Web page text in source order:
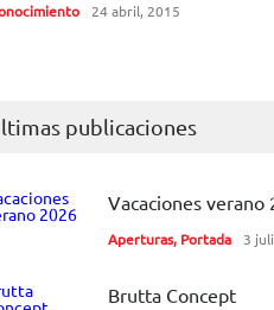
24 abril, 2015
publicaciones
Vacaciones verano
Aperturas, Portada 3
Brutta Concept